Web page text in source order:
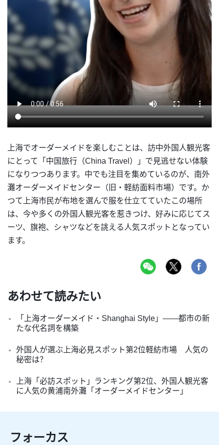
上海でオーダーメイドを楽しむことは、訪中外国人観光客
にとって「中国旅行（China Travel）」で見逃せない体験
になりつつあります。中でも注目を集めているのが、南外
灘オーダーメイドセンター（旧・軽紡面料市場）です。か
つて上海市民が布地を選んで服を仕立てていたこの場所
は、今や多くの外国人観光客を惹きつけ、好みに応じてス
ーツ、旗袍、シャツなどを誂える人気スポットとなってい
ます。
あわせて読みたい
「上海オーダーメイド・Shanghai Style」――都市の新
たな代名詞を構築
外国人が選ぶ上海必見スポット第2位軽紡市場 人気の
秘密は？
上海「必訪スポット」ランキング第2位、外国人観光客
に人気の黄浦南外灘「オーダーメイドセンター」
フォーカス